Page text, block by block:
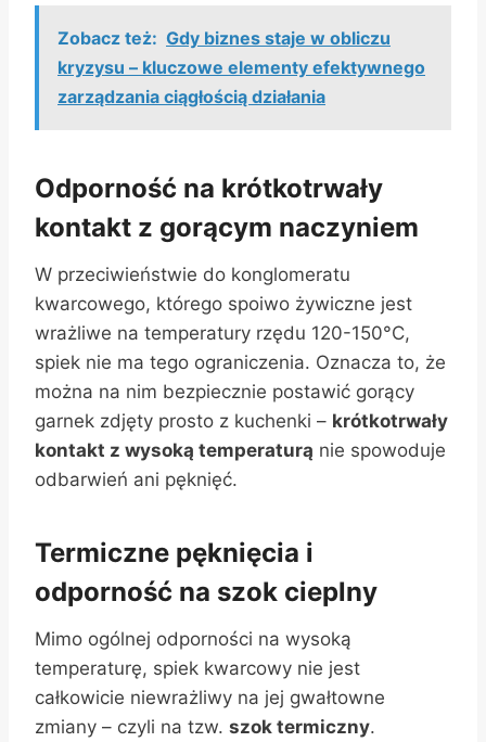
Zobacz też: Gdy biznes staje w obliczu
kryzysu – kluczowe elementy efektywnego
zarządzania ciągłością działania
Odporność na krótkotrwały
kontakt z gorącym naczyniem
W przeciwieństwie do konglomeratu
kwarcowego, którego spoiwo żywiczne jest
wrażliwe na temperatury rzędu 120-150°C,
spiek nie ma tego ograniczenia. Oznacza to, że
można na nim bezpiecznie postawić gorący
garnek zdjęty prosto z kuchenki – krótkotrwały
kontakt z wysoką temperaturą nie spowoduje
odbarwień ani pęknięć.
Termiczne pęknięcia i
odporność na szok cieplny
Mimo ogólnej odporności na wysoką
temperaturę, spiek kwarcowy nie jest
całkowicie niewrażliwy na jej gwałtowne
zmiany – czyli na tzw. szok termiczny.